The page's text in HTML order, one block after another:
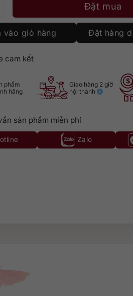
Đặt mua
vào giỏ hàng Đặt hàng
cam kết
phẩm
hãng
Giao hàng 2 giờ
nội thành
sản phẩm miễn phí
Zalo